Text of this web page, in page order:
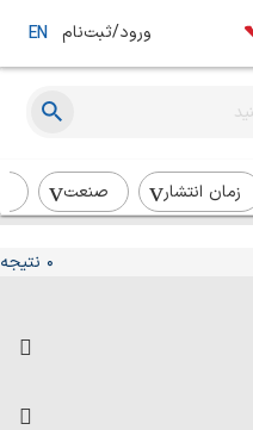
ورود/ثبت‌نام EN
زمان انتشار صنعت
0 نتیجه